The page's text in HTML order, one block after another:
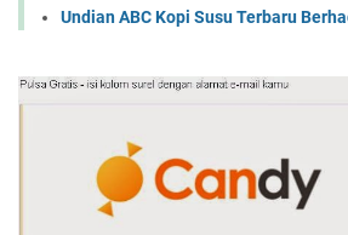
Undian ABC Kopi Susu Terbaru